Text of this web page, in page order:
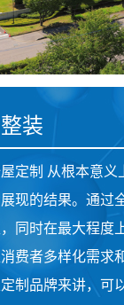
装
定制 从根本意义
现的结果。通过
同时在最大程度
费者多样化需求
制品牌来讲，可